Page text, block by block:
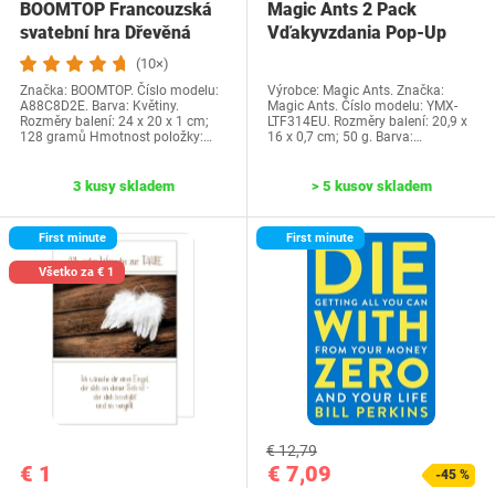
BOOMTOP Francouzská
svatební hra Dřevěná
cedulka a kvízové…
(10×)
Značka: BOOMTOP. Číslo modelu:
A88C8D2E. Barva: Květiny.
Rozměry balení: 24 x 20 x 1 cm;
128 gramů Hmotnost položky:…
3 kusy skladem
Magic Ants 2 Pack
Vďakyvzdania Pop-Up
Výrobce: Magic Ants. Značka:
Magic Ants. Číslo modelu: YMX-
LTF314EU. Rozměry balení: 20,9 x
16 x 0,7 cm; 50 g. Barva:…
> 5 kusov skladem
First minute
Všetko za € 1
€ 1
First minute
€ 7,09
€ 12,79
-45 %